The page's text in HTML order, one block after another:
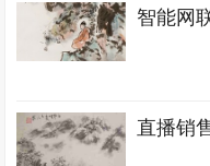
智能网
直播销